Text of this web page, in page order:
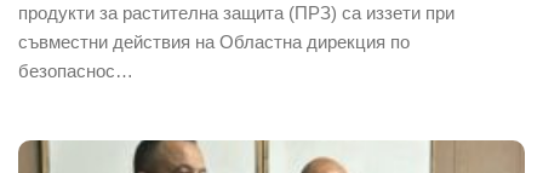
продукти за растителна защита (ПРЗ) са иззети при
съвместни действия на Областна дирекция по
безопаснос…